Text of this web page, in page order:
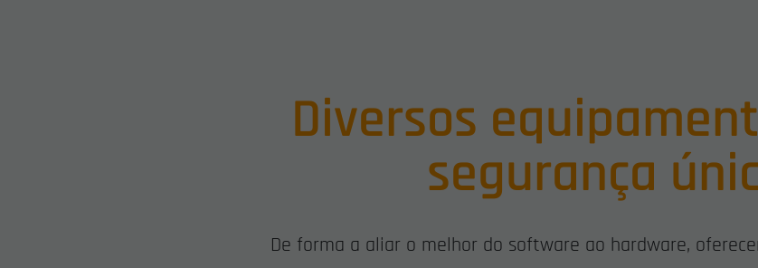
Diversos
segurança
De forma a aliar o melhor do software ao hardware,